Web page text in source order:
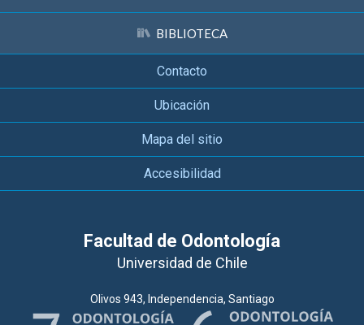
BIBLIOTECA
Contacto
Ubicación
Mapa del sitio
Accesibilidad
Facultad de Odontología
Universidad de Chile
Olivos 943, Independencia, Santiago